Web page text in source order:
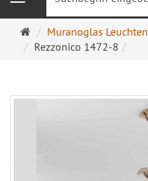
Startseite
Muranoglas Leuchten
Rezzonico 1472-8